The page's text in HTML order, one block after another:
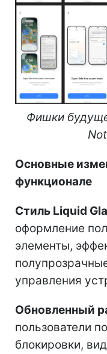
Фишки
Основные
функционале
Стиль Liquid
оформление
элементы,
управления
Обновленный
пользователи
блокировки,